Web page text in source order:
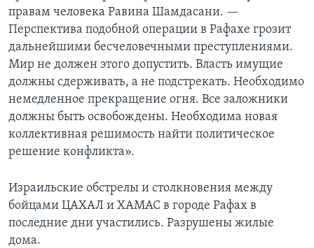
правам человека Равина Шамдасани. —
Перспектива подобной операции в Рафахе грозит
дальнейшими бесчеловечными преступлениями.
Мир не должен этого допустить. Власть имущие
должны сдерживать, а не подстрекать. Необходимо
немедленное прекращение огня. Все заложники
должны быть освобождены. Необходима новая
коллективная решимость найти политическое
решение конфликта».
Израильские обстрелы и столкновения между
бойцами ЦАХАЛ и ХАМАС в городе Рафах в
последние дни участились. Разрушены жилые
дома.